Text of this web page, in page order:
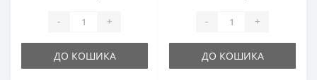
- +
ДО КОШИКА
- +
ДО КОШИКА